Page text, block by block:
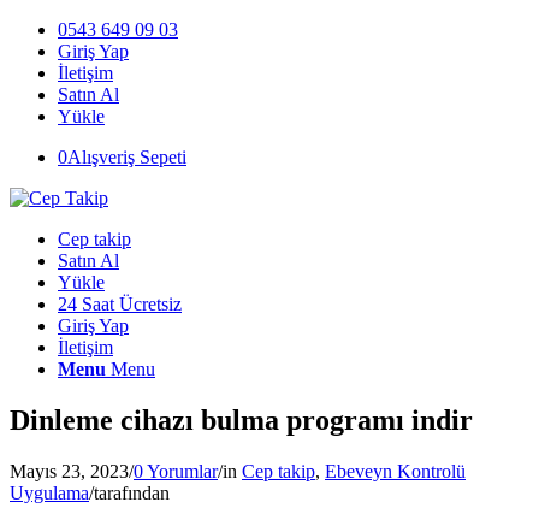
0543 649 09 03
Giriş Yap
İletişim
Satın Al
Yükle
0Alışveriş Sepeti
Cep takip
Satın Al
Yükle
24 Saat Ücretsiz
Giriş Yap
İletişim
Menu Menu
Dinleme cihazı bulma programı indir
Mayıs 23, 2023/0 Yorumlar/in Cep takip, Ebeveyn Kontrolü
Uygulama/tarafından